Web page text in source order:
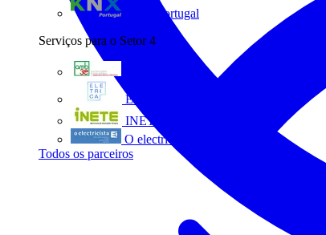
KNX Portugal
Serviços para o Setor 4
Eletrica
INETE
O electricista
Todos os parceiros